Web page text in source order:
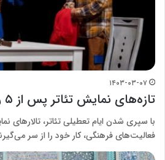
۱۴۰۳-۰۳-۰۷
تازه‌های نمایش تئاتر پس از ۵ روز عزا
با سپری شدن ایام تعطیلی تئاتر، تالارهای
فعالیت‌های فرهنگی، کار خود را از سر